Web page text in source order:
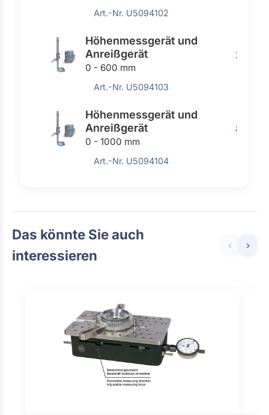
Art.-Nr. U5094102
Höhenmessgerät und
Anreißgerät
0 - 600 mm
Art.-Nr. U5094103
Höhenmessgerät und
Anreißgerät
0 - 1000 mm
Art.-Nr. U5094104
Das könnte Sie auch
interessieren
‹ ›